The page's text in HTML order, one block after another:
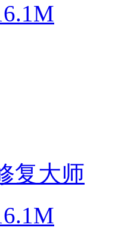
复大师